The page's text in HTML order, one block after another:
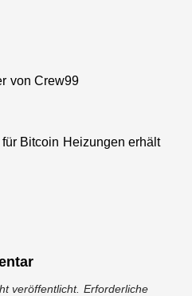
von Crew99
Bitcoin Heizungen erhält
veröffentlicht. Erforderliche